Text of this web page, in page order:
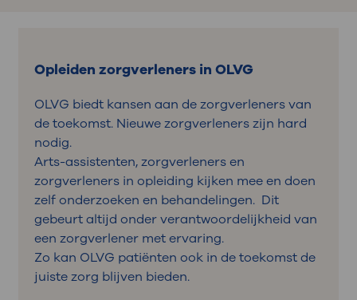
Opleiden zorgverleners in OLVG
OLVG biedt kansen aan de zorgverleners van
de toekomst. Nieuwe zorgverleners zijn hard
nodig.
Arts-assistenten, zorgverleners en
zorgverleners in opleiding kijken mee en doen
zelf onderzoeken en behandelingen. Dit
gebeurt altijd onder verantwoordelijkheid van
een zorgverlener met ervaring.
Zo kan OLVG patiënten ook in de toekomst de
juiste zorg blijven bieden.